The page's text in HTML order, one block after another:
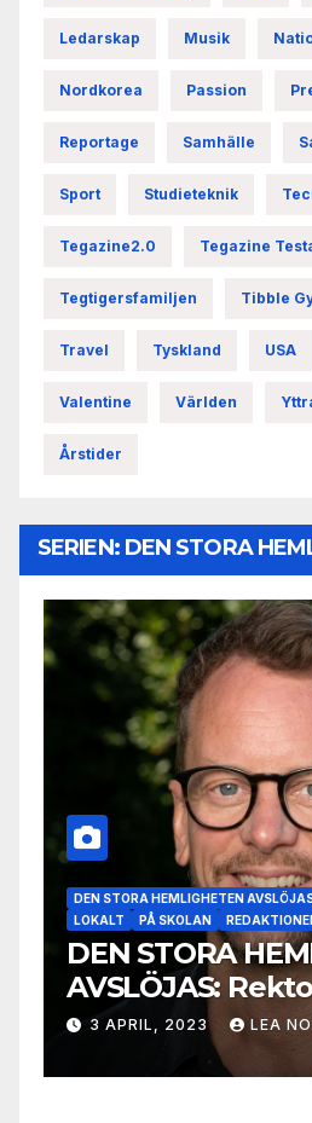
Ledarskap Musik
Nordkorea Passion
Reportage Samhälle
Sport Studieteknik
Tegazine2.0 Tegazine
Tegtigersfamiljen Tibble
Travel Tyskland USA
Valentine Världen
Årstider
SERIEN: DEN STORA
DEN STORA HEMLIGHETEN
LOKALT
PÅ SKOLAN
DEN STORA
AVSLÖJAS:
27 MARS, 2023 LEA